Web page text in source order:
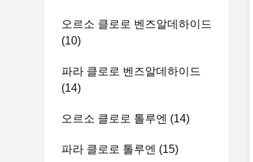
오르소 클로로 벤즈알데하이드
(10)
파라 클로로 벤즈알데하이드
(14)
오르소 클로로 톨루엔 (14)
파라 클로로 톨루엔 (15)